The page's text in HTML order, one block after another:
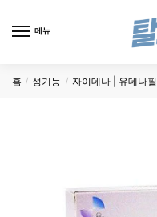
메뉴
홈 / 성기능 / 자이데나 | 유데나필